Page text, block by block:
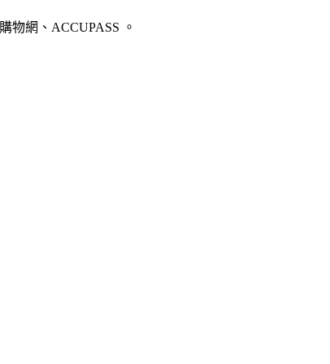
物網、ACCUPASS 。